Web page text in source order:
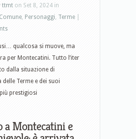
ttmt on Set 8, 2024 in
Comune, Personaggi, Terme
qualcosa si muove, ma
per Montecatini. Tutto l’iter
dalla situazione di
delle Terme e dei suoi
prestigiosi
a Montecatini e